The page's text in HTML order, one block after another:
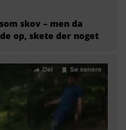
skov – men da
op, skete der noget